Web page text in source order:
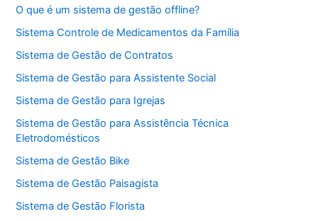
O que é um sistema de gestão offline?
Sistema Controle de Medicamentos da Família
Sistema de Gestão de Contratos
Sistema de Gestão para Assistente Social
Sistema de Gestão para Igrejas
Sistema de Gestão para Assistência Técnica
Eletrodomésticos
Sistema de Gestão Bike
Sistema de Gestão Paisagista
Sistema de Gestão Florista